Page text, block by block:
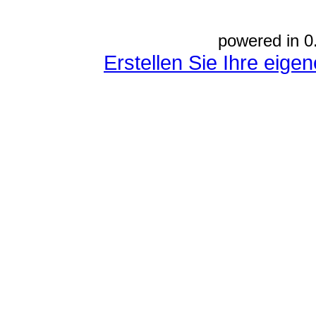
powered in
Erstellen Sie Ihre